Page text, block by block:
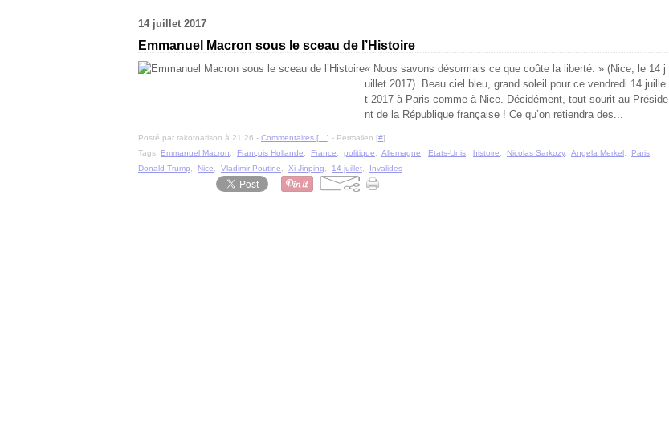
14 juillet 2017
Emmanuel Macron sous le sceau de l’Histoire
« Nous savons désormais ce que coûte la liberté. » (Nice, le 14 j
uillet 2017). Beau ciel bleu, grand soleil pour ce vendredi 14 juille
t 2017 à Paris comme à Nice. Décidément, tout sourit au Préside
nt de la République française ! Ce qu’on retiendra des...
Posté par rakotoarison à 21:26 - Commentaires [ ] - Permalien [#]
Tags: Emmanuel Macron François Hollande France politique Allemagne Etats-Unis histoire Nicolas Sarkozy, Angela Merkel Paris
Donald Trump
Nice Vladimir Poutine Xi Jinping 14 juillet Invalides